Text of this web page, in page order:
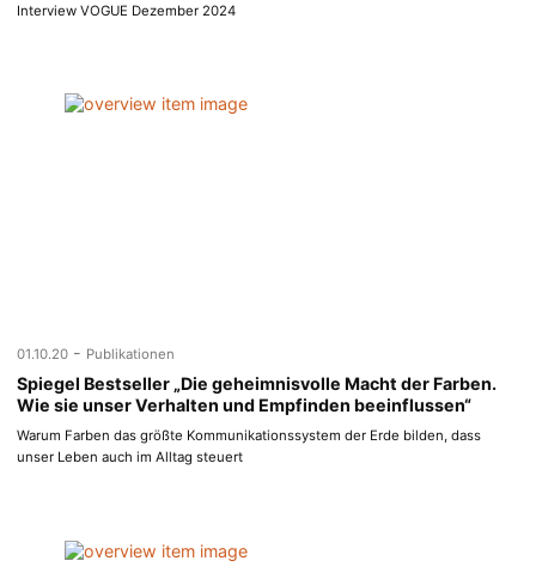
Interview VOGUE Dezember 2024
01.10.20 - Publikationen
Spiegel Bestseller „Die geheimnisvolle Macht der Farben.
Wie sie unser Verhalten und Empfinden beeinflussen“
Warum Farben das größte Kommunikationssystem der Erde bilden, dass
unser Leben auch im Alltag steuert